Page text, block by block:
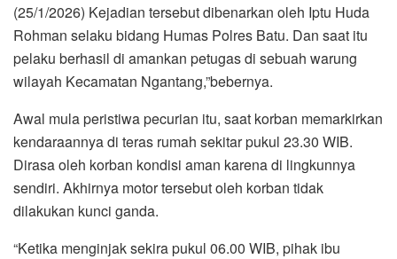
(25/1/2026) Kejadian tersebut dibenarkan oleh Iptu Huda
Rohman selaku bidang Humas Polres Batu. Dan saat itu
pelaku berhasil di amankan petugas di sebuah warung
wilayah Kecamatan Ngantang,”bebernya.
Awal mula peristiwa pecurian itu, saat korban memarkirkan
kendaraannya di teras rumah sekitar pukul 23.30 WIB.
Dirasa oleh korban kondisi aman karena di lingkunnya
sendiri. Akhirnya motor tersebut oleh korban tidak
dilakukan kunci ganda.
“Ketika menginjak sekira pukul 06.00 WIB, pihak ibu